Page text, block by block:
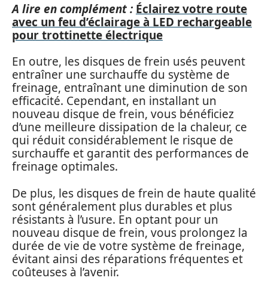
A lire en complément : Éclairez votre route
avec un feu d’éclairage à LED rechargeable
pour trottinette électrique
En outre, les disques de frein usés peuvent
entraîner une surchauffe du système de
freinage, entraînant une diminution de son
efficacité. Cependant, en installant un
nouveau disque de frein, vous bénéficiez
d’une meilleure dissipation de la chaleur, ce
qui réduit considérablement le risque de
surchauffe et garantit des performances de
freinage optimales.
De plus, les disques de frein de haute qualité
sont généralement plus durables et plus
résistants à l’usure. En optant pour un
nouveau disque de frein, vous prolongez la
durée de vie de votre système de freinage,
évitant ainsi des réparations fréquentes et
coûteuses à l’avenir.